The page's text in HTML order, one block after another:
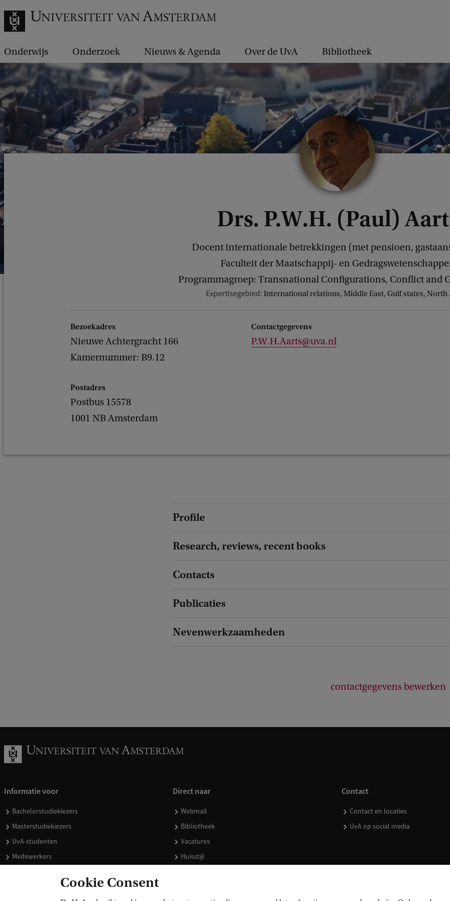
Onderwijs Onderzoek Nieuws & Agenda Over de UvA Bibliotheek
Drs. P.W.H. (Paul)
Docent internationale betrekkingen (met pensioen,
Faculteit der Maatschappij- en
Programmagroep: Transnational Configurations, Conflict and
Expertisegebied: International relations, Middle East, Gulf states, North
Bezoekadres
Nieuwe Achtergracht 166
Kamernummer: B9.12
Postadres
Postbus 15578
1001 NB Amsterdam
Contactgegevens
P.W.H.Aarts@uva.nl
Profile
Research, reviews, recent books
Contacts
Publicaties
Nevenwerkzaamheden
contactgegevens bewerken
Informatie voor
Bachelorstudiekiezers
Masterstudiekiezers
UvA-studenten
Medewerkers
Direct naar
Webmail
Bibliotheek
Vacatures
Huisstijl
Contact
Contact en locaties
UvA op social media
Cookie Consent